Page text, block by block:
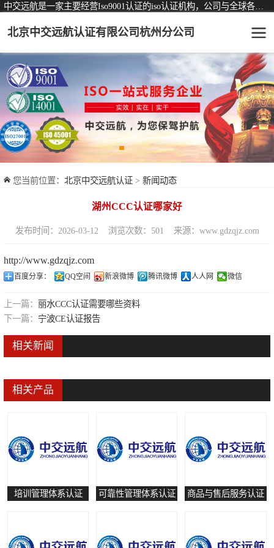
北京中交远航认证有限公司杭州分公司
您当前位置： 北京中交远航认证 > 新闻动态
湖州CCC认证哪家好
发布时间：2026-03-12 浏览次数：501 来源：www.gdzqjz.com
http://www.gdzqjz.com
百度分享： QQ空间 新浪微博 腾讯微博 人人网 微信
上一篇： 丽水CCC认证需要哪些资料
下一篇： 宁波CE认证报告
相关新闻
相关产品
培训管理体系认证 可靠性管理体系认证 商品与售后服务认证
认证服务 可从事认证业务一览表
ISO9001质量管理体系认证
ISO14001环境管理体系认证
ISO45001职业健康安全管理体系认证
交通运输服务认证
ISO27001信息安全管理体系认证